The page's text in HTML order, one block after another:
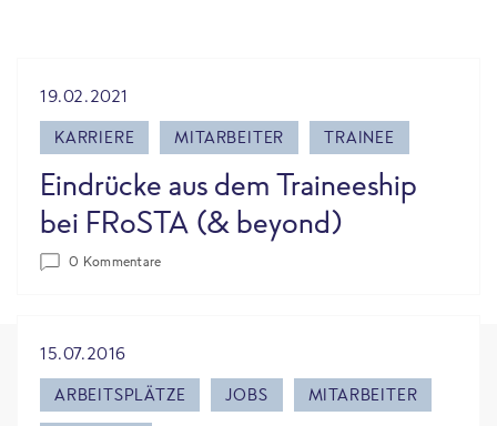
19.02.2021
KARRIERE
MITARBEITER TRAINEE
Eindrücke aus dem Traineeship
bei FRoSTA (& beyond)
0 Kommentare
15.07.2016
ARBEITSPLÄTZE
JOBS MITARBEITER